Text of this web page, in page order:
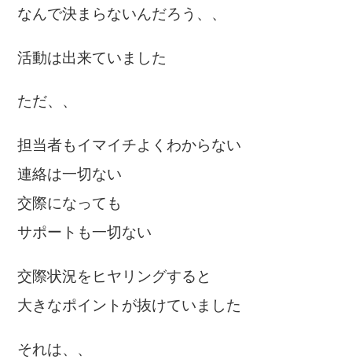
なんで決まらないんだろう、、
活動は出来ていました
ただ、、
担当者もイマイチよくわからない
連絡は一切ない
交際になっても
サポートも一切ない
交際状況をヒヤリングすると
大きなポイントが抜けていました
それは、、